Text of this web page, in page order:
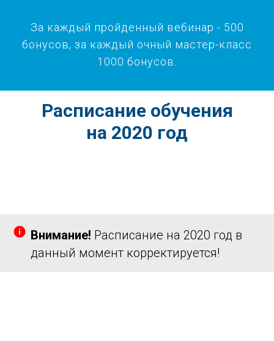
За каждый пройденный вебинар - 500
бонусов, за каждый очный мастер-класс
1000 бонусов.
Расписание обучения
на 2020 год
Внимание! Расписание на 2020 год в
данный момент корректируется!